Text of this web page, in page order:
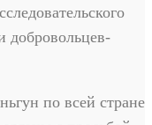
добровольцев-
по всей стране